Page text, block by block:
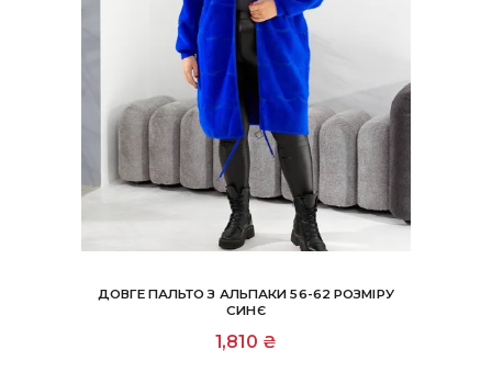
ДОВГЕ ПАЛЬТО З АЛЬПАКИ 56-62 РОЗМІРУ
СИНЄ
1,810 ₴